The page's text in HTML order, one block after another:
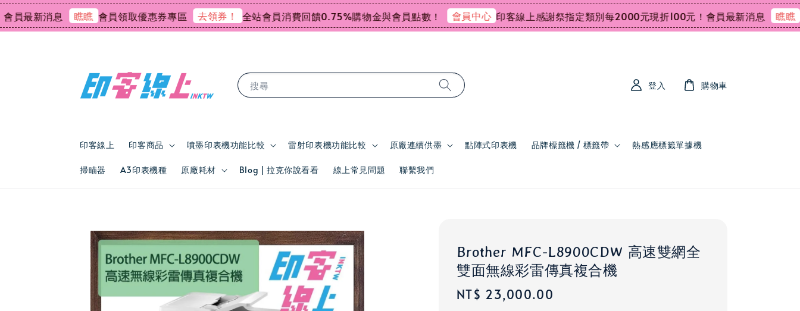
新消息 瞧瞧 會員領取優惠券專區 去領券！ 全站會員消費回饋0.75%購物金與會員點數！ 會員中心 印客線上感謝祭指定類別每2000元現折100元！會員最新消息 瞧瞧 會員
搜尋
印客線上 印客商品 噴墨印表機功能比較 雷射印表機功能比較 原廠連續供墨 點陣式印表機 品牌標籤機 / 標籤帶 熱感應標籤單據機
掃瞄器 A3印表機種 原廠耗材 Blog | 拉克你說看看 線上常見問題 聯繫我們
登入 購物車
Brother MFC-L8900CDW 高速雙網全
雙面無線彩雷傳真複合機
Regular
NT$ 23,000.00